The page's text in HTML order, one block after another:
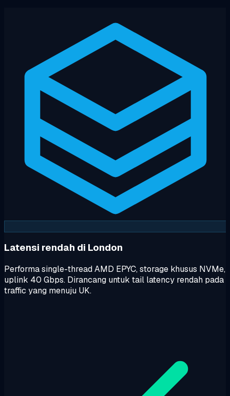
Latensi rendah di London
Performa single-thread AMD EPYC, storage khusus NVMe,
uplink 40 Gbps. Dirancang untuk tail latency rendah pada
traffic yang menuju UK.